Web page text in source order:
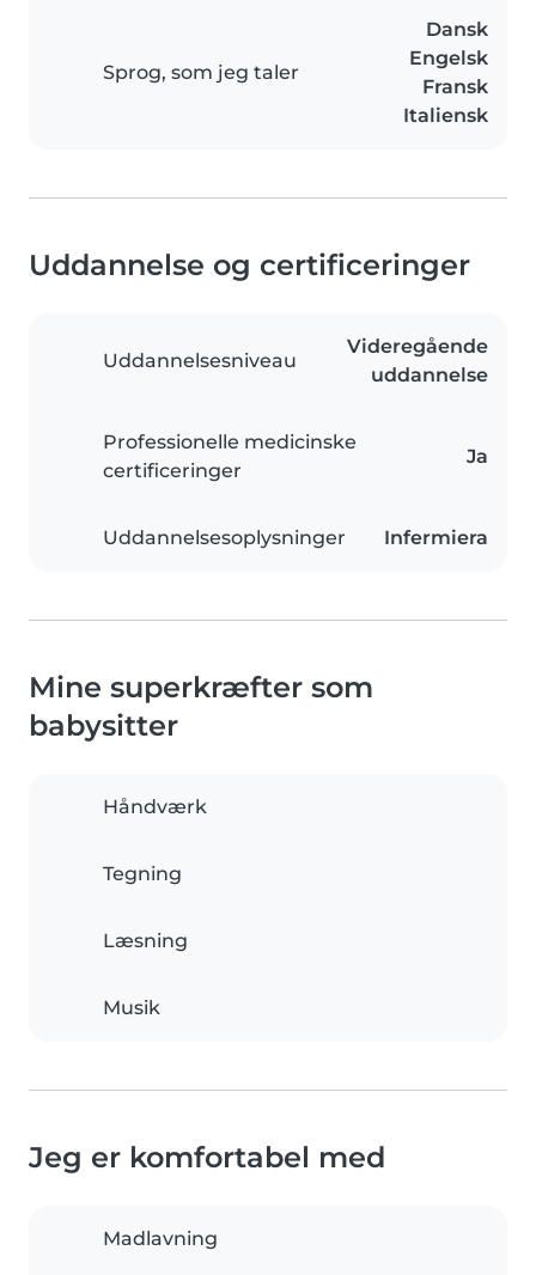
Sprog, som jeg taler
Dansk
Engelsk
Fransk
Italiensk
Uddannelse og certificeringer
Uddannelsesniveau
Videregående
uddannelse
Professionelle medicinske
certificeringer
Ja
Uddannelsesoplysninger Infermiera
Mine superkræfter som
babysitter
Håndværk
Tegning
Læsning
Musik
Jeg er komfortabel med
Madlavning